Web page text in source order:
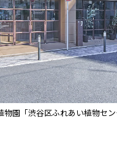
園「渋谷区ふれあい植物セン